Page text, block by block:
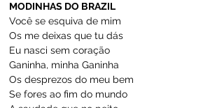
MODINHAS DO BRAZIL
Você se esquiva de mim
Os me deixas que tu dás
Eu nasci sem coração
Ganinha, minha Ganinha
Os desprezos do meu bem
Se fores ao fim do mundo